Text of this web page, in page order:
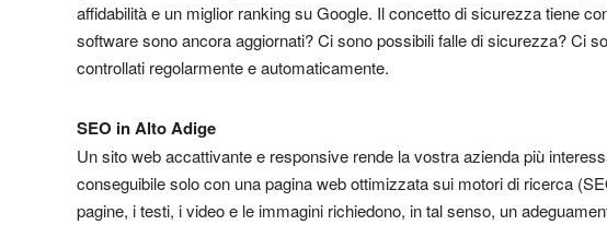
affidabilità e un miglior ranking su Google. Il concetto di sicurezza tiene
software sono ancora aggiornati? Ci sono possibili falle di sicurezza? Ci
controllati regolarmente e automaticamente.
SEO in Alto Adige
Un sito web accattivante e responsive rende la vostra azienda più
conseguibile solo con una pagina web ottimizzata sui motori di ricerca
pagine, i testi, i video e le immagini richiedono, in tal senso, un